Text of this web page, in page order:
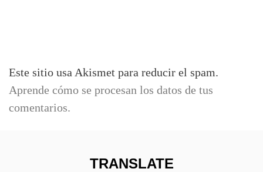
Este sitio usa Akismet para reducir el spam.
Aprende cómo se procesan los datos de tus
comentarios.
TRANSLATE